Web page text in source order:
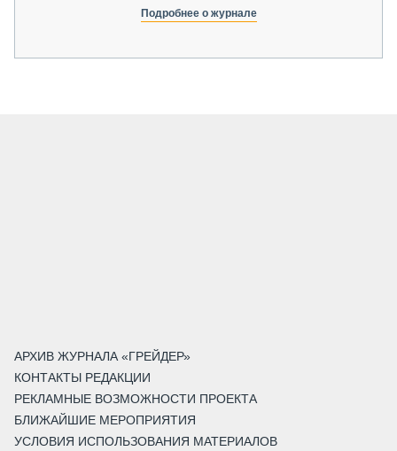
Подробнее о журнале
АРХИВ ЖУРНАЛА «ГРЕЙДЕР»
КОНТАКТЫ РЕДАКЦИИ
РЕКЛАМНЫЕ ВОЗМОЖНОСТИ ПРОЕКТА
БЛИЖАЙШИЕ МЕРОПРИЯТИЯ
УСЛОВИЯ ИСПОЛЬЗОВАНИЯ МАТЕРИАЛОВ